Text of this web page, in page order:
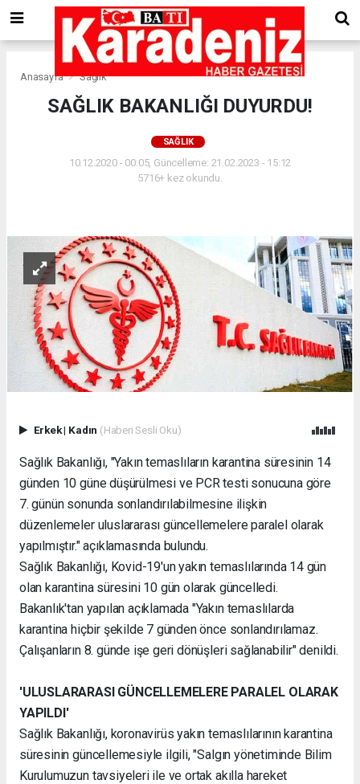
Anasayfa Sağlık
SAĞLIK BAKANLIĞI DUYURDU!
SAĞLIK
10.12.2020 - 00:05, Güncelleme: 21.02.2023 - 15:12
5716+ kez okundu.
Erkek| Kadın (Haberi Sesli Oku)
Sağlık Bakanlığı, "Yakın temaslıların karantina süresinin 14
günden 10 güne düşürülmesi ve PCR testi sonucuna göre
7. günün sonunda sonlandırılabilmesine ilişkin
düzenlemeler uluslararası güncellemelere paralel olarak
yapılmıştır." açıklamasında bulundu.
Sağlık Bakanlığı, Kovid-19'un yakın temaslılarında 14 gün
olan karantina süresini 10 gün olarak güncelledi.
Bakanlık'tan yapılan açıklamada "Yakın temaslılarda
karantina hiçbir şekilde 7 günden önce sonlandırılamaz.
Çalışanların 8. günde işe geri dönüşleri sağlanabilir" denildi.
'ULUSLARARASI GÜNCELLEMELERE PARALEL OLARAK
YAPILDI'
Sağlık Bakanlığı, koronavirüs yakın temaslılarının karantina
süresinin güncellemesiyle ilgili, "Salgın yönetiminde Bilim
Kurulumuzun tavsiyeleri ile ve ortak akılla hareket